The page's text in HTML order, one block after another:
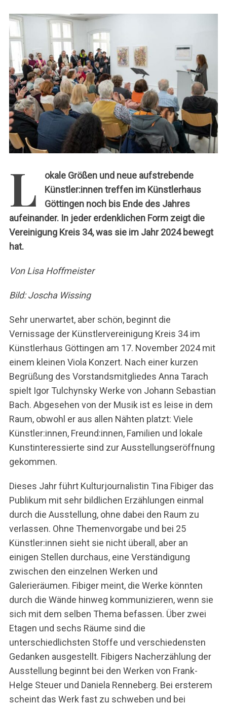
h
L
okale Größen und neue aufstrebende
Künstler:innen treffen im Künstlerhaus
Göttingen noch bis Ende des Jahres
aufeinander. In jeder erdenklichen Form zeigt die
Vereinigung Kreis 34, was sie im Jahr 2024 bewegt
hat.
Von Lisa Hoffmeister
Bild: Joscha Wissing
Sehr unerwartet, aber schön, beginnt die
Vernissage der Künstlervereinigung Kreis 34 im
Künstlerhaus Göttingen am 17. November 2024 mit
einem kleinen Viola Konzert. Nach einer kurzen
Begrüßung des Vorstandsmitgliedes Anna Tarach
spielt Igor Tulchynsky Werke von Johann Sebastian
Bach. Abgesehen von der Musik ist es leise in dem
Raum, obwohl er aus allen Nähten platzt: Viele
Künstler:innen, Freund:innen, Familien und lokale
Kunstinteressierte sind zur Ausstellungseröffnung
gekommen.
Dieses Jahr führt Kulturjournalistin Tina Fibiger das
Publikum mit sehr bildlichen Erzählungen einmal
durch die Ausstellung, ohne dabei den Raum zu
verlassen. Ohne Themenvorgabe und bei 25
Künstler:innen sieht sie nicht überall, aber an
einigen Stellen durchaus, eine Verständigung
zwischen den einzelnen Werken und
Galerieräumen. Fibiger meint, die Werke könnten
durch die Wände hinweg kommunizieren, wenn sie
sich mit dem selben Thema befassen. Über zwei
Etagen und sechs Räume sind die
unterschiedlichsten Stoffe und verschiedensten
Gedanken ausgestellt. Fibigers Nacherzählung der
Ausstellung beginnt bei den Werken von Frank-
Helge Steuer und Daniela Renneberg. Bei ersterem
scheint das Werk fast zu schweben und bei